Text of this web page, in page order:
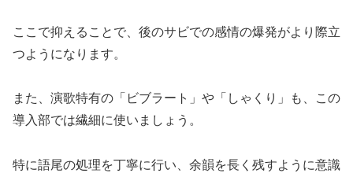
ここで抑えることで、後のサビでの感情の爆発がより際立
つようになります。
また、演歌特有の「ビブラート」や「しゃくり」も、この
導入部では繊細に使いましょう。
特に語尾の処理を丁寧に行い、余韻を長く残すように意識